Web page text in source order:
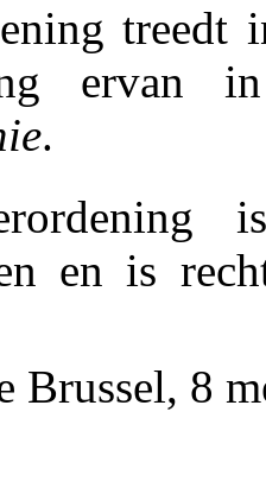
.
en is
Brussel, 8